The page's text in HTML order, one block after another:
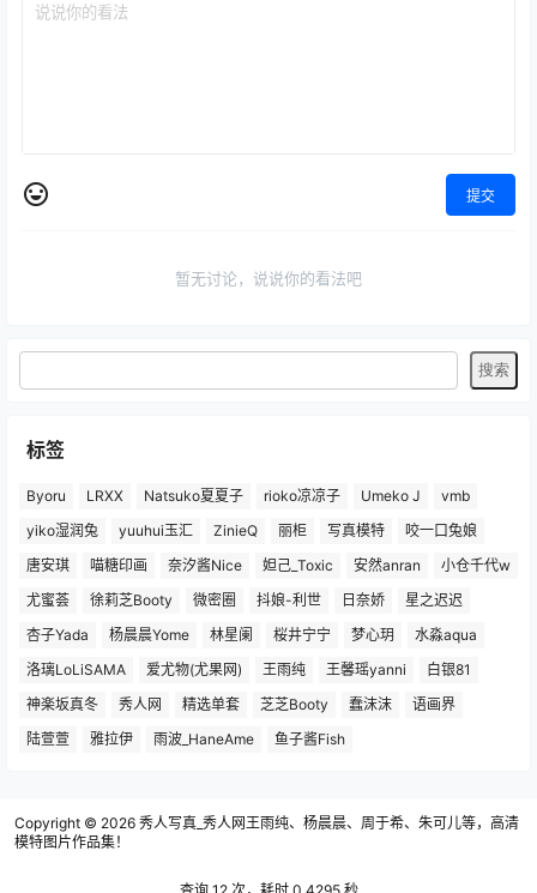
提交
暂无讨论，说说你的看法吧
标签
Byoru LRXX Natsuko夏夏子 rioko凉凉子 Umeko J
vmb
yiko湿润兔
yuuhui玉汇 ZinieQ 丽柜 写真模特
咬一口兔娘
唐安琪
喵糖印画 奈汐酱Nice 妲己_Toxic 安然anran
小仓千代w
尤蜜荟
徐莉芝Booty 微密圈 抖娘-利世 日奈娇
星之迟迟
杏子Yada
杨晨晨Yome 林星阑 桜井宁宁 梦心玥
水淼aqua
洛璃LoLiSAMA
爱尤物(尤果网) 王雨纯 王馨瑶yanni
白银81
神楽坂真冬
秀人网 精选单套 芝芝Booty 蠢沫沫
语画界
陆萱萱
雅拉伊 雨波_HaneAme 鱼子酱Fish
Copyright © 2026 秀人写真_秀人网王雨纯、杨晨晨、周于希、朱可儿等，高清
模特图片作品集！